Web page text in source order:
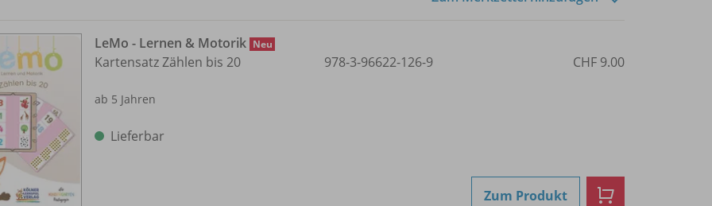
LeMo - Lernen & Motorik Neu
Kartensatz Zählen bis 20
ab 5 Jahren
Lieferbar
978-3-96622-126-9 CHF 9.00
Zum Produkt